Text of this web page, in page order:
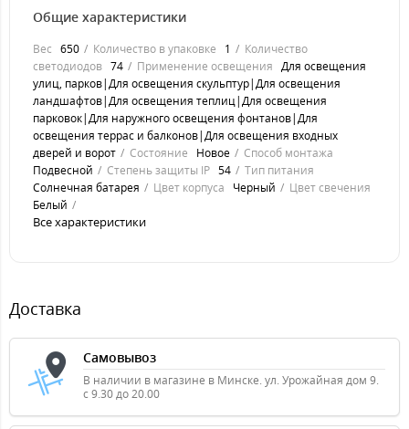
Общие характеристики
Вес 650 Количество в упаковке 1
Количество
светодиодов 74 Применение освещения Для освещения
улиц, парков|Для освещения скульптур|Для освещения
ландшафтов|Для освещения теплиц|Для освещения
парковок|Для наружного освещения фонтанов|Для
освещения террас и балконов|Для освещения входных
дверей и ворот
Состояние Новое
Способ монтажа
Подвесной
Степень защиты IP 54
Тип питания
Солнечная батарея
Цвет корпуса Черный
Цвет свечения
Белый
Все характеристики
Доставка
Самовывоз
В наличии в магазине в Минске. ул. Урожайная дом 9.
с 9.30 до 20.00